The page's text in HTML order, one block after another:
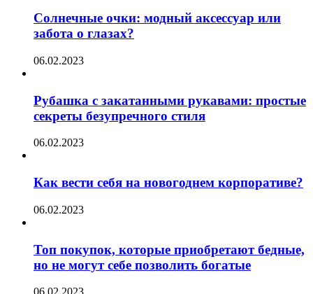
Солнечные очки: модный аксессуар или
забота о глазах?
06.02.2023
Рубашка с закатанными рукавами: простые
секреты безупречного стиля
06.02.2023
Как вести себя на новогоднем корпоративе?
06.02.2023
Топ покупок, которые приобретают бедные,
но не могут себе позволить богатые